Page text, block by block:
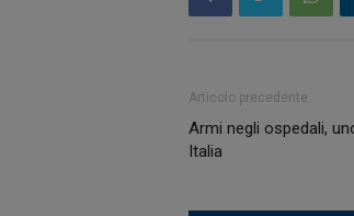
Articolo precedente
Armi negli ospedali,
Italia